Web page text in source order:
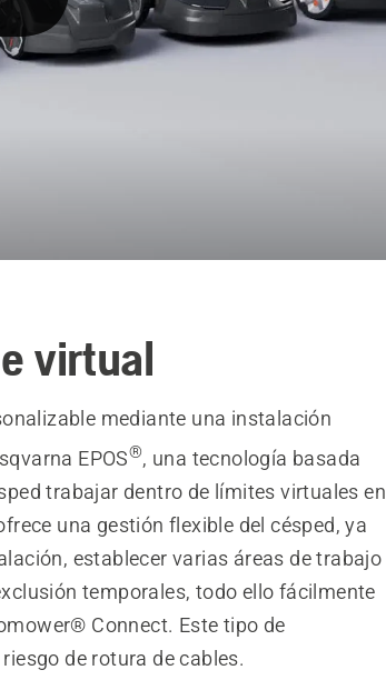
virtual
mediante una instalación
EPOS®, una tecnología basada
trabajar dentro de límites virtuales en
una gestión flexible del césped, ya
establecer varias áreas de trabajo
temporales, todo ello fácilmente
Connect. Este tipo de
de rotura de cables.